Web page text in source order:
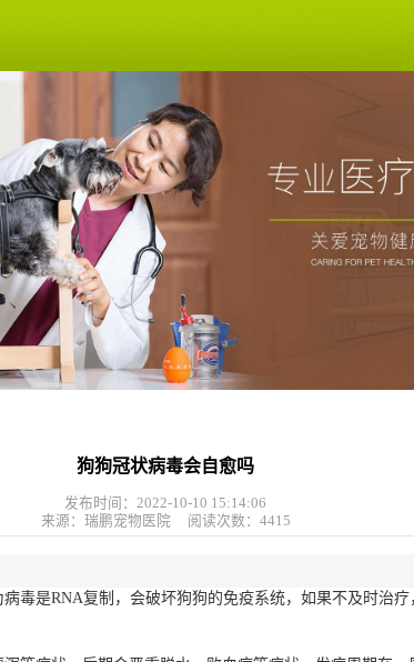
狗狗冠状病毒会自愈吗
发布时间：2022-10-10 15:14:06
来源：瑞鹏宠物医院 阅读次数： 4415
毒是RNA复制，会破坏狗狗的免疫系统，如果不及时治